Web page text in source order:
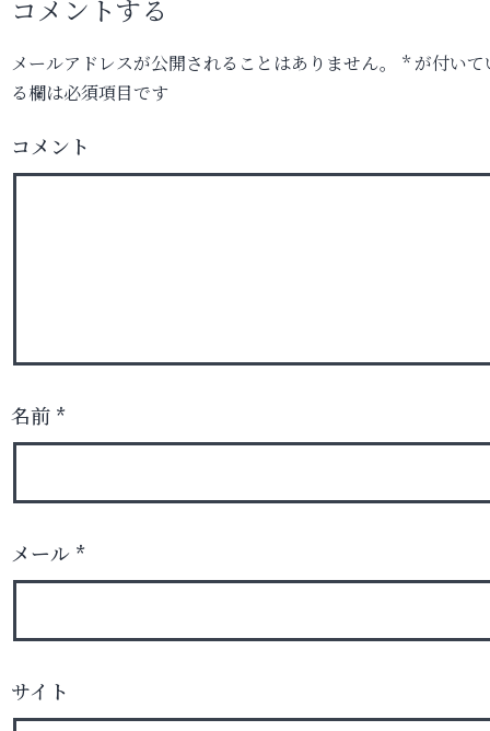
コメントする
メールアドレスが公開されることはありません。 *が付いて
る欄は必須項目です
コメント
名前 *
メール *
サイト